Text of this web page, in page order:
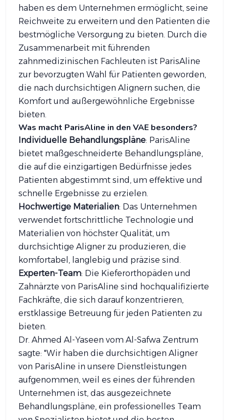
haben es dem Unternehmen ermöglicht, seine
Reichweite zu erweitern und den Patienten die
bestmögliche Versorgung zu bieten. Durch die
Zusammenarbeit mit führenden
zahnmedizinischen Fachleuten ist ParisAline
zur bevorzugten Wahl für Patienten geworden,
die nach durchsichtigen Alignern suchen, die
Komfort und außergewöhnliche Ergebnisse
bieten.
Was macht ParisAline in den VAE besonders?
Individuelle Behandlungspläne: ParisAline
bietet maßgeschneiderte Behandlungspläne,
die auf die einzigartigen Bedürfnisse jedes
Patienten abgestimmt sind, um effektive und
schnelle Ergebnisse zu erzielen.
Hochwertige Materialien: Das Unternehmen
verwendet fortschrittliche Technologie und
Materialien von höchster Qualität, um
durchsichtige Aligner zu produzieren, die
komfortabel, langlebig und präzise sind.
Experten-Team: Die Kieferorthopäden und
Zahnärzte von ParisAline sind hochqualifizierte
Fachkräfte, die sich darauf konzentrieren,
erstklassige Betreuung für jeden Patienten zu
bieten.
Dr. Ahmed Al-Yaseen vom Al-Safwa Zentrum
sagte: "Wir haben die durchsichtigen Aligner
von ParisAline in unsere Dienstleistungen
aufgenommen, weil es eines der führenden
Unternehmen ist, das ausgezeichnete
Behandlungspläne, ein professionelles Team